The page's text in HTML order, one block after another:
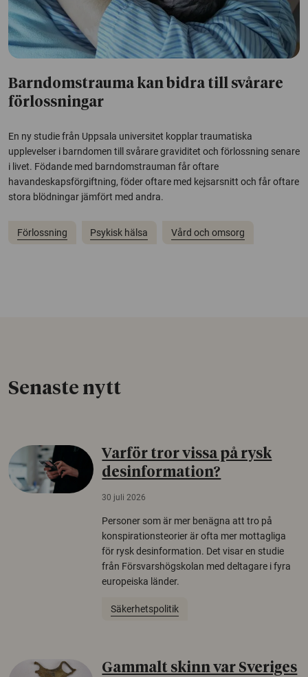
Barndomstrauma kan bidra till svårare
förlossningar
En ny studie från Uppsala universitet kopplar traumatiska
upplevelser i barndomen till svårare graviditet och förlossning senare
i livet. Födande med barndomstrauman får oftare
havandeskapsförgiftning, föder oftare med kejsarsnitt och får oftare
stora blödningar jämfört med andra.
Förlossning Psykisk hälsa Vård och omsorg
Senaste nytt
Varför tror vissa på rysk
desinformation?
30 juli 2026
Personer som är mer benägna att tro på
konspirationsteorier är ofta mer mottagliga
för rysk desinformation. Det visar en studie
från Försvarshögskolan med deltagare i fyra
europeiska länder.
Säkerhetspolitik
Gammalt skinn var Sveriges